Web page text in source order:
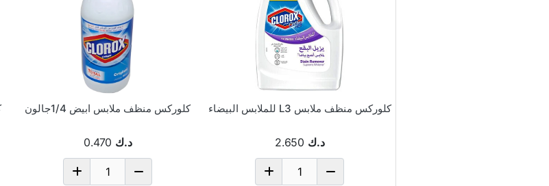
كلوركس منظف ملابس L3 للملابس البيضاء
د.ك 2.650
كلوركس منظف ملابس ابيض 1/4جالون
د.ك 0.470